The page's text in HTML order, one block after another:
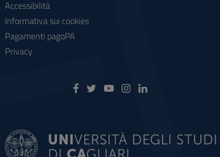
Accessibilità
Informativa sui cookies
Pagamenti pagoPA
Privacy